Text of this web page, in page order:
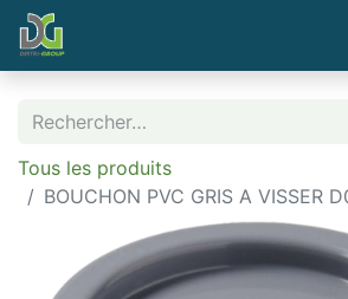
Tous les produits
BOUCHON PVC GRIS A VISSER